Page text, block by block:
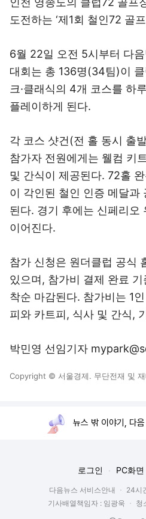
도전하는 ‘제1회 철인72 골
6월 22일 오전 5시부터 다
대회는 총 136명(34팀)이 클
크·클래식의 4개 코스를 하
플레이하게 된다.
각 코스 샷건(전 홀 동시 출
참가자 전원에게는 웰컴 키
및 간식이 제공된다. 72홀
이 각인된 철인 인증 메달과
된다. 경기 후에는 신페리오
이어진다.
참가 신청은 원더클럽 공식
있으며, 참가비 결제 완료
착순 마감된다. 참가비는 1
피와 카트피, 식사 및 간식,
박민영 선임기자
Copyright © 서울경제. 무단전재 및 재
뉴스 밖 이야기, 다
로그인 PC화면
다음뉴스 서비스안내 24시
기사배열책임자 : 임광욱
청